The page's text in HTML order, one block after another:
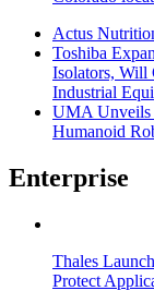
Actus
Toshiba
Isolators, Will
Industrial
UMA Unveils
Humanoid
Enterprise
Thales
Protect